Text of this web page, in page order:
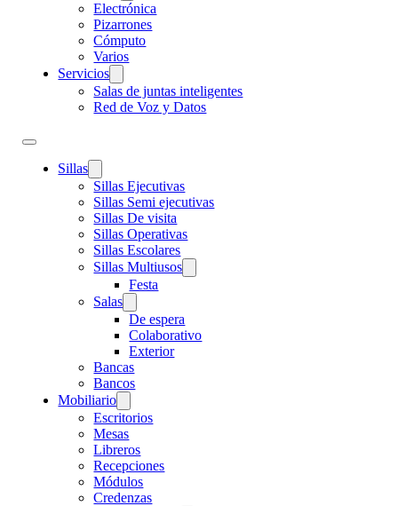
Electrónica
Pizarrones
Cómputo
Varios
Servicios
Salas de juntas inteligentes
Red de Voz y Datos
Sillas
Sillas Ejecutivas
Sillas Semi ejecutivas
Sillas De visita
Sillas Operativas
Sillas Escolares
Sillas Multiusos
Festa
Salas
De espera
Colaborativo
Exterior
Bancas
Bancos
Mobiliario
Escritorios
Mesas
Libreros
Recepciones
Módulos
Credenzas